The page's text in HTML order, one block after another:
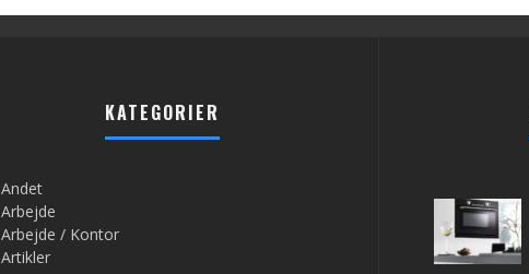
KATEGORIER
Andet
Arbejde
Arbejde / Kontor
Artikler